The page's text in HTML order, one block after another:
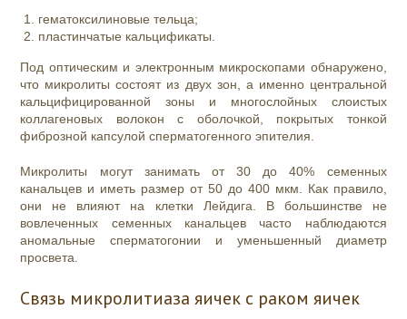
гематоксилиновые тельца;
пластинчатые кальцификаты.
Под оптическим и электронным микроскопами обнаружено,
что микролиты состоят из двух зон, а именно центральной
кальцифицированной зоны и многослойных слоистых
коллагеновых волокон с оболочкой, покрытых тонкой
фиброзной капсулой сперматогенного эпителия.
Микролиты могут занимать от 30 до 40% семенных
канальцев и иметь размер от 50 до 400 мкм. Как правило,
они не влияют на клетки Лейдига. В большинстве не
вовлеченных семенных канальцев часто наблюдаются
аномальные сперматогонии и уменьшенный диаметр
просвета.
Связь микролитиаза яичек с раком яичек